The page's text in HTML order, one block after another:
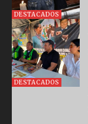
DESTACADOS
DESTACADOS